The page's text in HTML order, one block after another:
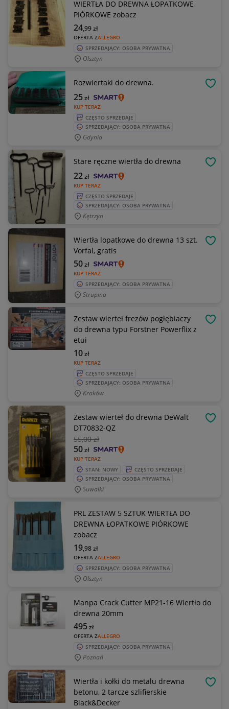
WIERTŁA DO DREWNA ŁOPATKOWE
PIÓRKOWE zobacz
OFERTA ZALLEGRO
24,99zł
SPRZEDAJĄCY: OSOBA PRYWATNA
Olsztyn
Rozwiertaki do drewna.
KUP TERAZ
25zł
CZĘSTO SPRZEDAJE
SPRZEDAJĄCY: OSOBA PRYWATNA
Gdynia
Stare ręczne wiertła do drewna
KUP TERAZ
22zł
CZĘSTO SPRZEDAJE
SPRZEDAJĄCY: OSOBA PRYWATNA
Kętrzyn
Wiertła lopatkowe do drewna 13 szt.
Vorfal, gratis
KUP TERAZ
50zł
SPRZEDAJĄCY: OSOBA PRYWATNA
Strupina
Zestaw wierteł frezów pogłębiaczy
do drewna typu Forstner Powerflix z
etui
KUP TERAZ
10zł
CZĘSTO SPRZEDAJE
SPRZEDAJĄCY: OSOBA PRYWATNA
Kraków
Zestaw wierteł do drewna DeWalt
DT70832-QZ
55,00 zł
KUP TERAZ
50zł
STAN: NOWY
CZĘSTO SPRZEDAJE
SPRZEDAJĄCY: OSOBA PRYWATNA
Suwałki
PRL ZESTAW 5 SZTUK WIERTŁA DO
DREWNA ŁOPATKOWE PIÓRKOWE
zobacz
OFERTA ZALLEGRO
19,98zł
SPRZEDAJĄCY: OSOBA PRYWATNA
Olsztyn
Manpa Crack Cutter MP21-16 Wiertło do
drewna 20mm
OFERTA ZALLEGRO
495zł
SPRZEDAJĄCY: OSOBA PRYWATNA
Poznań
Wiertła i kołki do metalu drewna
betonu, 2 tarcze szlifierskie
Black&Decker